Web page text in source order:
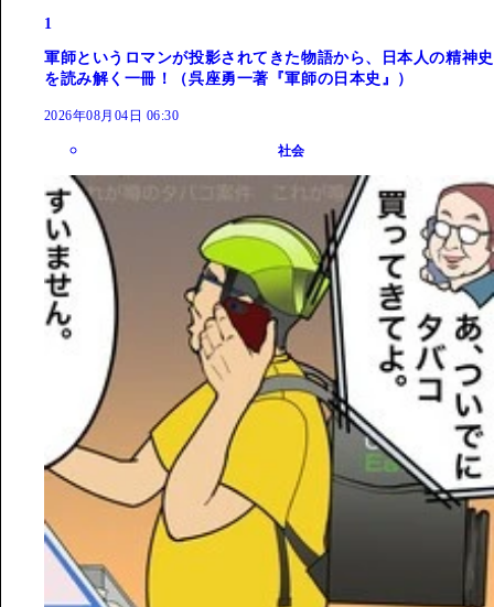
1
軍師というロマンが投影されてきた物語から、日本人の精神史
を読み解く一冊！（呉座勇一著『軍師の日本史』）
2026年08月04日 06:30
社会